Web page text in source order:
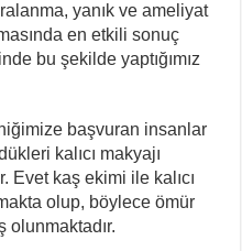
yanık ve ameliyat
en etkili sonuç
bu şekilde yaptığımız
başvuran insanlar
kalıcı makyajı
Evet kaş ekimi ile kalıcı
olup, böylece ömür
olunmaktadır.